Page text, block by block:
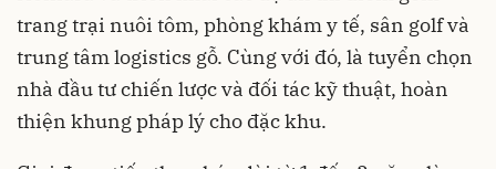
trang trại nuôi tôm, phòng khám y tế, sân golf và
trung tâm logistics gỗ. Cùng với đó, là tuyển chọn
nhà đầu tư chiến lược và đối tác kỹ thuật, hoàn
thiện khung pháp lý cho đặc khu.